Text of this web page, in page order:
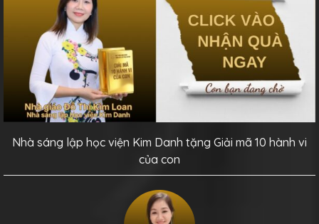
Nhà sáng lập học viện Kim Danh tặng Giải mã 10 hành vi
của con